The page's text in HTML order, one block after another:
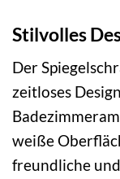
Stilvolles
Der
zeitloses
weiße
freundliche